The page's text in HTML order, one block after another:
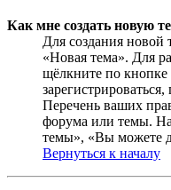
Как мне создать новую
Для создания
«Новая тема». Для
щёлкните по
Перечень ваших
форума или темы.
темы», «Вы можете
Вернуться к началу